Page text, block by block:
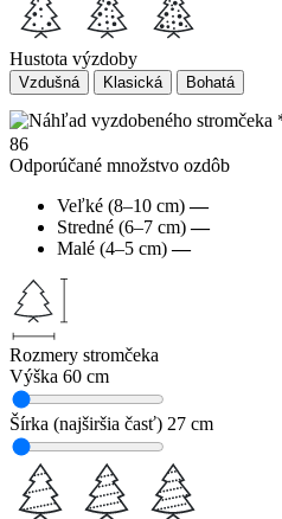
Hustota výzdoby
Vzdušná Klasická Bohatá
86
Odporúčané množstvo ozdôb
Veľké (8–10 cm) —
Stredné (6–7 cm) —
Malé (4–5 cm) —
Rozmery stromčeka
Výška 60 cm
Šírka (najširšia časť) 27 cm